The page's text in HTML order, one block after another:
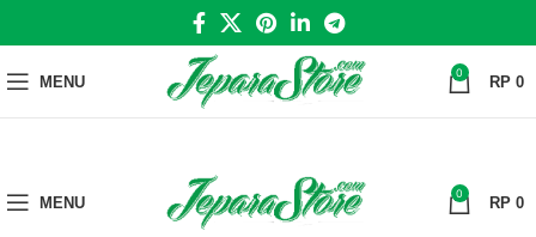
MENU 0 RP 0
MENU 0 RP 0